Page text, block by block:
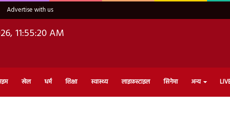
Advertise with us
11:55:21 AM
खेल धर्म शिक्षा स्वास्थ्य लाइफ़स्टाइल सिनेमा अन्य